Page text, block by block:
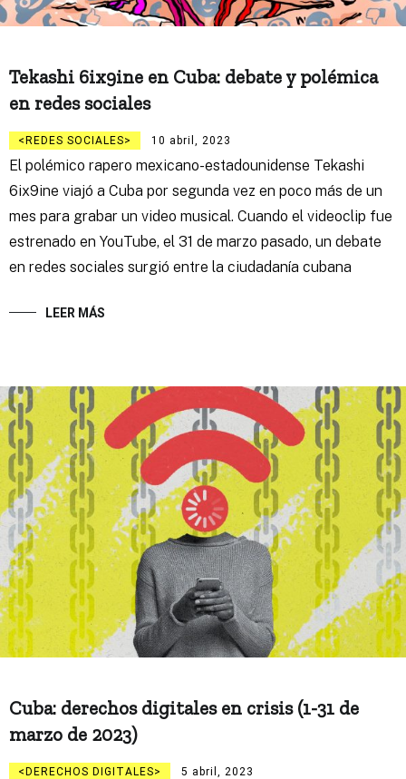
Tekashi 6ix9ine en Cuba: debate y polémica
en redes sociales
REDES SOCIALES 10 abril, 2023
El polémico rapero mexicano-estadounidense Tekashi
6ix9ine viajó a Cuba por segunda vez en poco más de un
mes para grabar un video musical. Cuando el videoclip fue
estrenado en YouTube, el 31 de marzo pasado, un debate
en redes sociales surgió entre la ciudadanía cubana
LEER MÁS
Cuba: derechos digitales en crisis (1-31 de
marzo de 2023)
DERECHOS DIGITALES 5 abril, 2023